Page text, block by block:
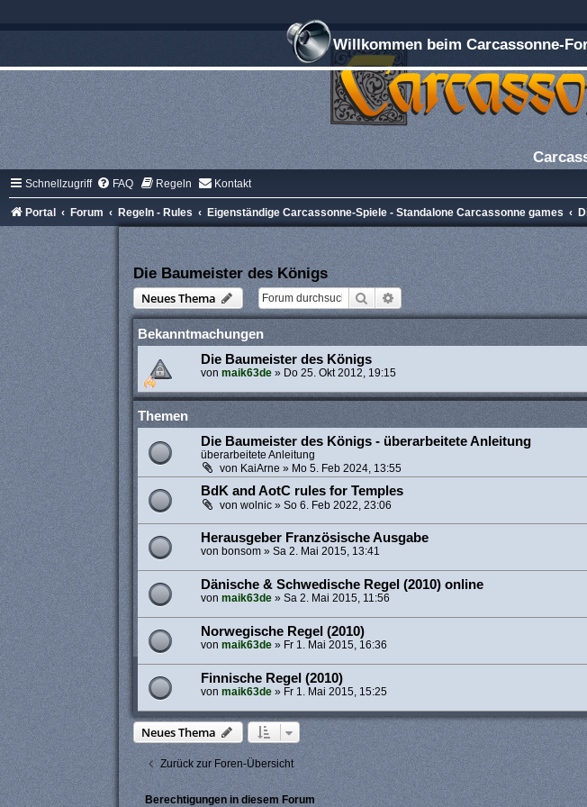
Willkommen beim Carcassonne-
Schnellzugriff FAQ Regeln Kontakt
Portal Forum Regeln - Rules Eigenständige Carcassonne-Spiele - Standalone Carcassonne games
Die Baumeister des Königs
Neues Thema
Suche Erweiterte Suche
Bekanntmachungen
Die Baumeister des Königs
von maik63de» Do 25. Okt 2012, 19:15
Themen
Die Baumeister des Königs - überarbeitete Anleitung
überarbeitete Anleitung
von KaiArne » Mo 5. Feb 2024, 13:55
BdK and AotC rules for Temples
von wolnic» So 6. Feb 2022, 23:06
Herausgeber Französische Ausgabe
von bonsom» Sa 2. Mai 2015, 13:41
Dänische & Schwedische Regel (2010) online
von maik63de» Sa 2. Mai 2015, 11:56
Norwegische Regel (2010)
von maik63de» Fr 1. Mai 2015, 16:36
Finnische Regel (2010)
von maik63de» Fr 1. Mai 2015, 15:25
Neues Thema
Zurück zur Foren-Übersicht
Berechtigungen in diesem Forum